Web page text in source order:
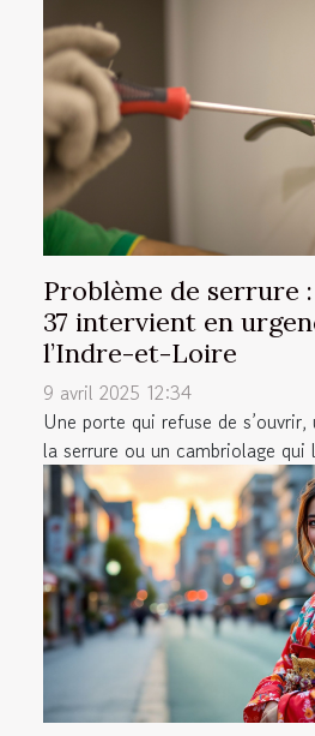
Problème de serrure
37 intervient en
l’Indre-et-Loire
9 avril 2025 12:34
Une porte qui refuse de s’ouvrir,
la serrure ou un cambriolage qui